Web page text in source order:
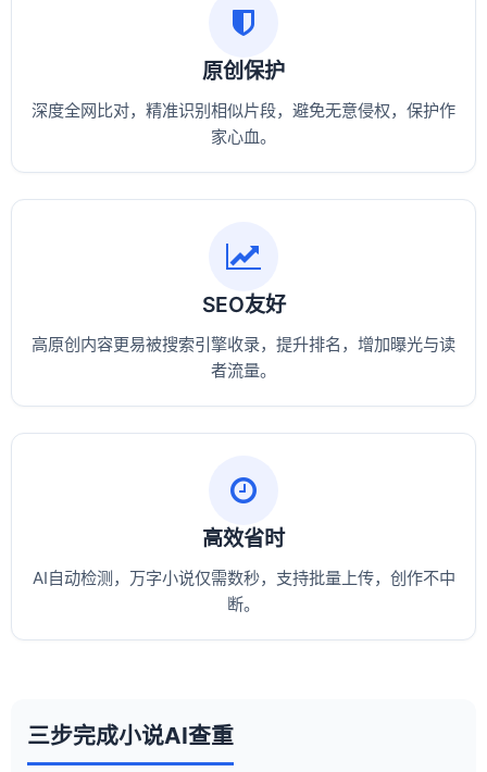
原创保护
深度全网比对，精准识别相似片段，避免无意侵权，保护作
家心血。
SEO友好
高原创内容更易被搜索引擎收录，提升排名，增加曝光与读
者流量。
高效省时
AI自动检测，万字小说仅需数秒，支持批量上传，创作不中
断。
三步完成小说AI查重